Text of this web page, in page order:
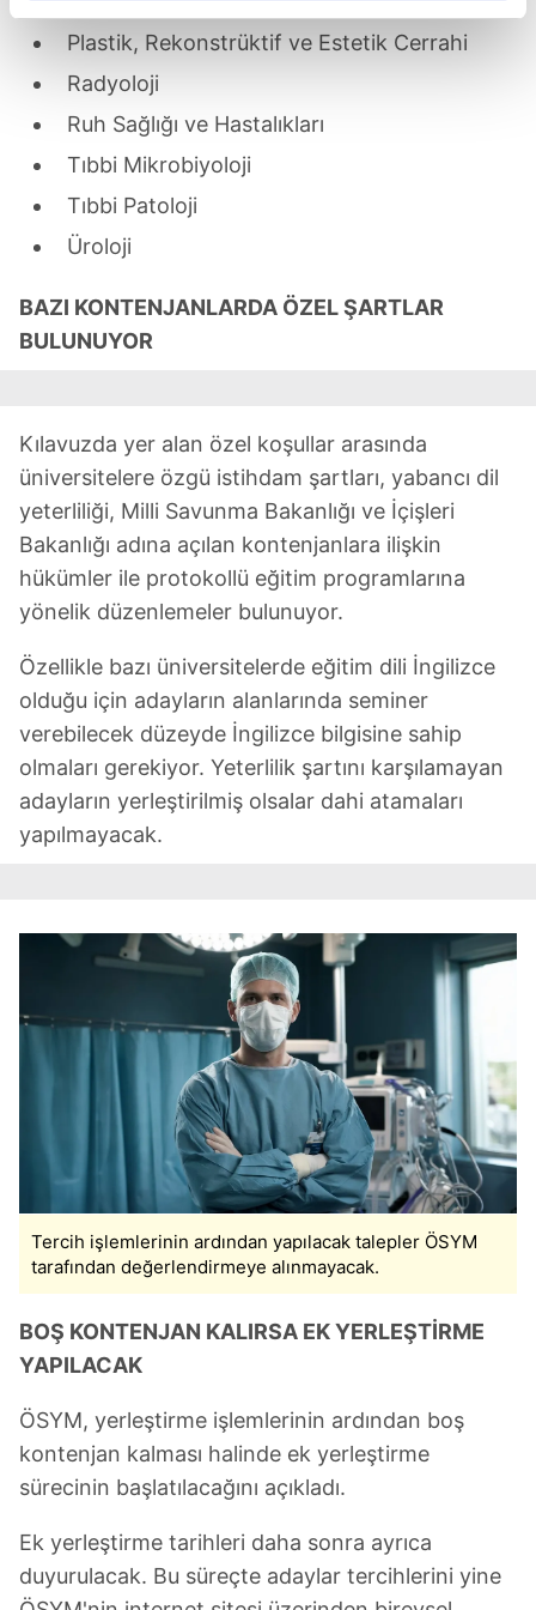
reklamların maliyetlerimizi karşılamak noktasında tek gelir
kalemimiz olduğunu sizlere hatırlatmak isteriz.
Her halükârda, kullanıcılar, bu çerezlere izin vermedikleri
takdirde, kullanıcılara hedefli reklamlar
gösterilmeyecektir."
Sitemizde kendimize ve üçüncü kişilere ait çerezler
verileriniz işlenmekte olup gerekli olan çerezler bilgi
toplumu hizmetlerinin sunulması amacıyla
sınırlı olarak açık rızanız dahilinde kullanılacaktır.
Çerezlere ilişkin tercihlerinizi aşağıda yer alan panel
vasıtasıyla belirleyebilirsiniz. Çerezlere ilişkin detaylı bilgi
için Ayarlar butonuna tıklayabilir,Çerez Bilgilendirme
Metnimiziziyaret edebilirsiniz.
6698 sayılı Kişisel Verilerin Korunması Kanunu uyarınca
hazırlanmış Aydınlatma Metnimizi okumak ve sitemizde
ilgili mevzuata uygun olarak kullanılan çerezlerle ilgili bilgi
almak için lütfentıklayınız .
Plastik, Rekonstrüktif ve Estetik Cerrahi
Radyoloji
Ruh Sağlığı ve Hastalıkları
Tıbbi Mikrobiyoloji
Tıbbi Patoloji
Üroloji
BAZI KONTENJANLARDA ÖZEL ŞARTLAR
BULUNUYOR
Kılavuzda yer alan özel koşullar arasında
üniversitelere özgü istihdam şartları, yabancı dil
yeterliliği, Milli Savunma Bakanlığı ve İçişleri
Bakanlığı adına açılan kontenjanlara ilişkin
hükümler ile protokollü eğitim programlarına
yönelik düzenlemeler bulunuyor.
Özellikle bazı üniversitelerde eğitim dili İngilizce
olduğu için adayların alanlarında seminer
verebilecek düzeyde İngilizce bilgisine sahip
olmaları gerekiyor. Yeterlilik şartını karşılamayan
adayların yerleştirilmiş olsalar dahi atamaları
yapılmayacak.
Tercih işlemlerinin ardından yapılacak talepler ÖSYM
tarafından değerlendirmeye alınmayacak.
BOŞ KONTENJAN KALIRSA EK YERLEŞTİRME
YAPILACAK
ÖSYM, yerleştirme işlemlerinin ardından boş
kontenjan kalması halinde ek yerleştirme
sürecinin başlatılacağını açıkladı.
Ek yerleştirme tarihleri daha sonra ayrıca
duyurulacak. Bu süreçte adaylar tercihlerini yine